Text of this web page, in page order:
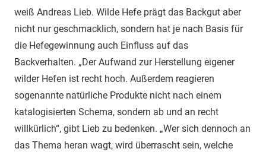
weiß Andreas Lieb. Wilde Hefe prägt das Backgut aber
nicht nur geschmacklich, sondern hat je nach Basis für
die Hefegewinnung auch Einfluss auf das
Backverhalten. „Der Aufwand zur Herstellung eigener
wilder Hefen ist recht hoch. Außerdem reagieren
sogenannte natürliche Produkte nicht nach einem
katalogisierten Schema, sondern ab und an recht
willkürlich“, gibt Lieb zu bedenken. „Wer sich dennoch an
das Thema heran wagt, wird überrascht sein, welche